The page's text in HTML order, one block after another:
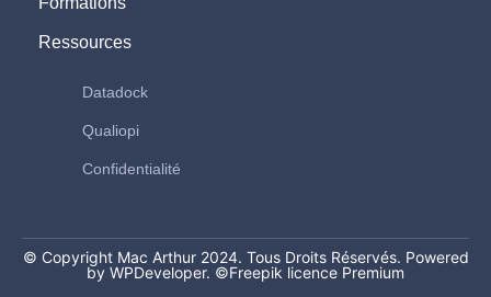
Ressources
Datadock
Qualiopi
Confidentialité
© Copyright Mac Arthur 2024. Tous Droits Réservés. Powered
by WPDeveloper. ©Freepik licence Premium